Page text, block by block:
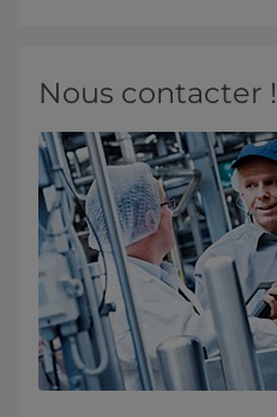
Nous contacter !